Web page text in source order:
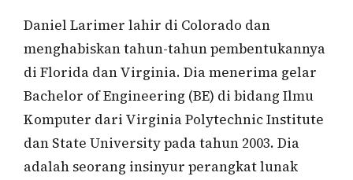
Daniel Larimer lahir di Colorado dan
menghabiskan tahun-tahun pembentukannya
di Florida dan Virginia. Dia menerima gelar
Bachelor of Engineering (BE) di bidang Ilmu
Komputer dari Virginia Polytechnic Institute
dan State University pada tahun 2003. Dia
adalah seorang insinyur perangkat lunak